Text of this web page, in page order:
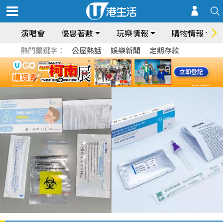
演唱會 優惠著數 玩樂情報 購物情報
熱門關鍵字： 公屋熱話 娛樂新聞 定期存款